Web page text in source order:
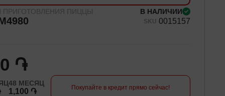
ПРИГОТОВЛЕНИЯ ПИЦЦЫ В НАЛИЧИИ
SKU 0015157
֏
48 МЕСЯЦ
1,100 ֏ Покупайте в кредит прямо сейчас!